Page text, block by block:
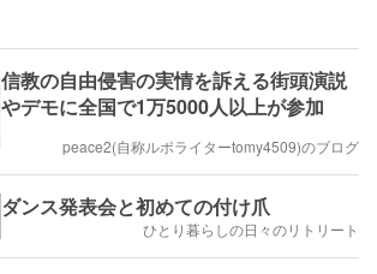
信教の自由侵害の実情を訴える街頭演説
やデモに全国で1万5000人以上が参加
peace2(自称ルポライターtomy4509)のブログ
ダンス発表会と初めての付け爪
ひとり暮らしの日々のリトリート